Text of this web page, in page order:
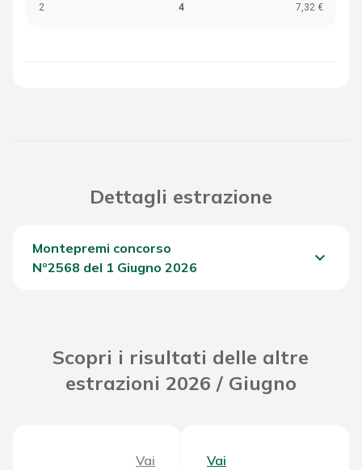
2 4 7,32 €
Dettagli estrazione
Montepremi concorso
Nº2568 del 1 Giugno 2026
keyboard_arrow_down
Scopri i risultati delle altre
estrazioni 2026 / Giugno
Vai
Vai